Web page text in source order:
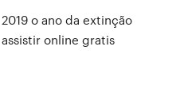
2019 o ano da extinção
assistir online gratis